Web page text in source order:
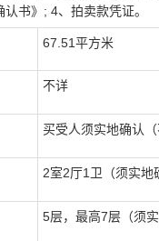
书》; 4、拍卖款凭证。
67.51平方米
不详
买受人须实地确认
2室2厅1卫（须实地
5层，最高7层（须